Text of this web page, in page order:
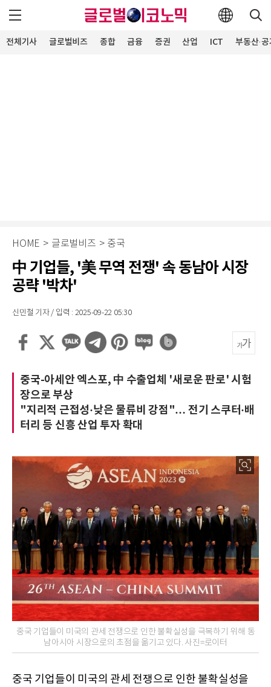
전체기사 글로벌비즈 종합 금융 증권 산업 ICT 부동산·
HOME > 글로벌비즈 > 중국
中 기업들, '美 무역 전쟁' 속 동남아 시장
공략 '박차'
신민철 기자 / 입력 : 2025-09-22 05:30
중국-아세안 엑스포, 中 수출업체 '새로운 판로' 시험
장으로 부상
"지리적 근접성·낮은 물류비 강점"… 전기 스쿠터·배
터리 등 신흥 산업 투자 확대
중국 기업들이 미국의 관세 전쟁으로 인한 불확실성을 극복하기 위해 동
남아시아 시장으로의 초점을 옮기고 있다. 사진=로이터
중국 기업들이 미국의 관세 전쟁으로 인한 불확실성을